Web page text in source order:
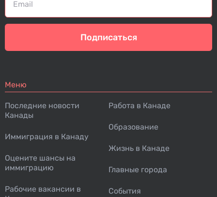
Подписаться
Меню
Последние новости
Канады
Иммиграция в Канаду
Оцените шансы на
иммиграцию
Рабочие вакансии в
Работа в Канаде
Образование
Жизнь в Канаде
Главные города
События